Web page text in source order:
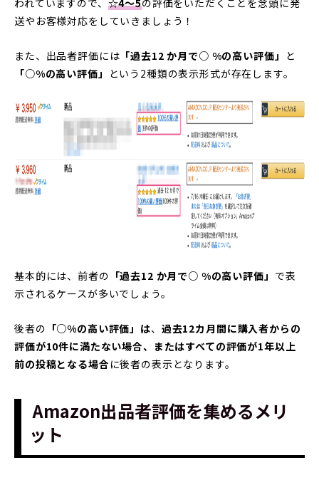
送やお客様対応をしていきましょう！
また、出品者評価には 「過去12 か月で○ %の高い評価」 と
「○%の高い評価」 という2種類の表示形式が存在します。
基本的には、前者の 「過去12 か月で○ %の高い評価」 で表
示されるケースが多いでしょう。
後者の 「○%の高い評価」は、 過去12カ月間に購入者からの
評価が10件に満たない場合、またはすべての評価が1年以上
前の投稿となる場合 に後者の表示となります。
Amazon出品者評価を集めるメリ
ット